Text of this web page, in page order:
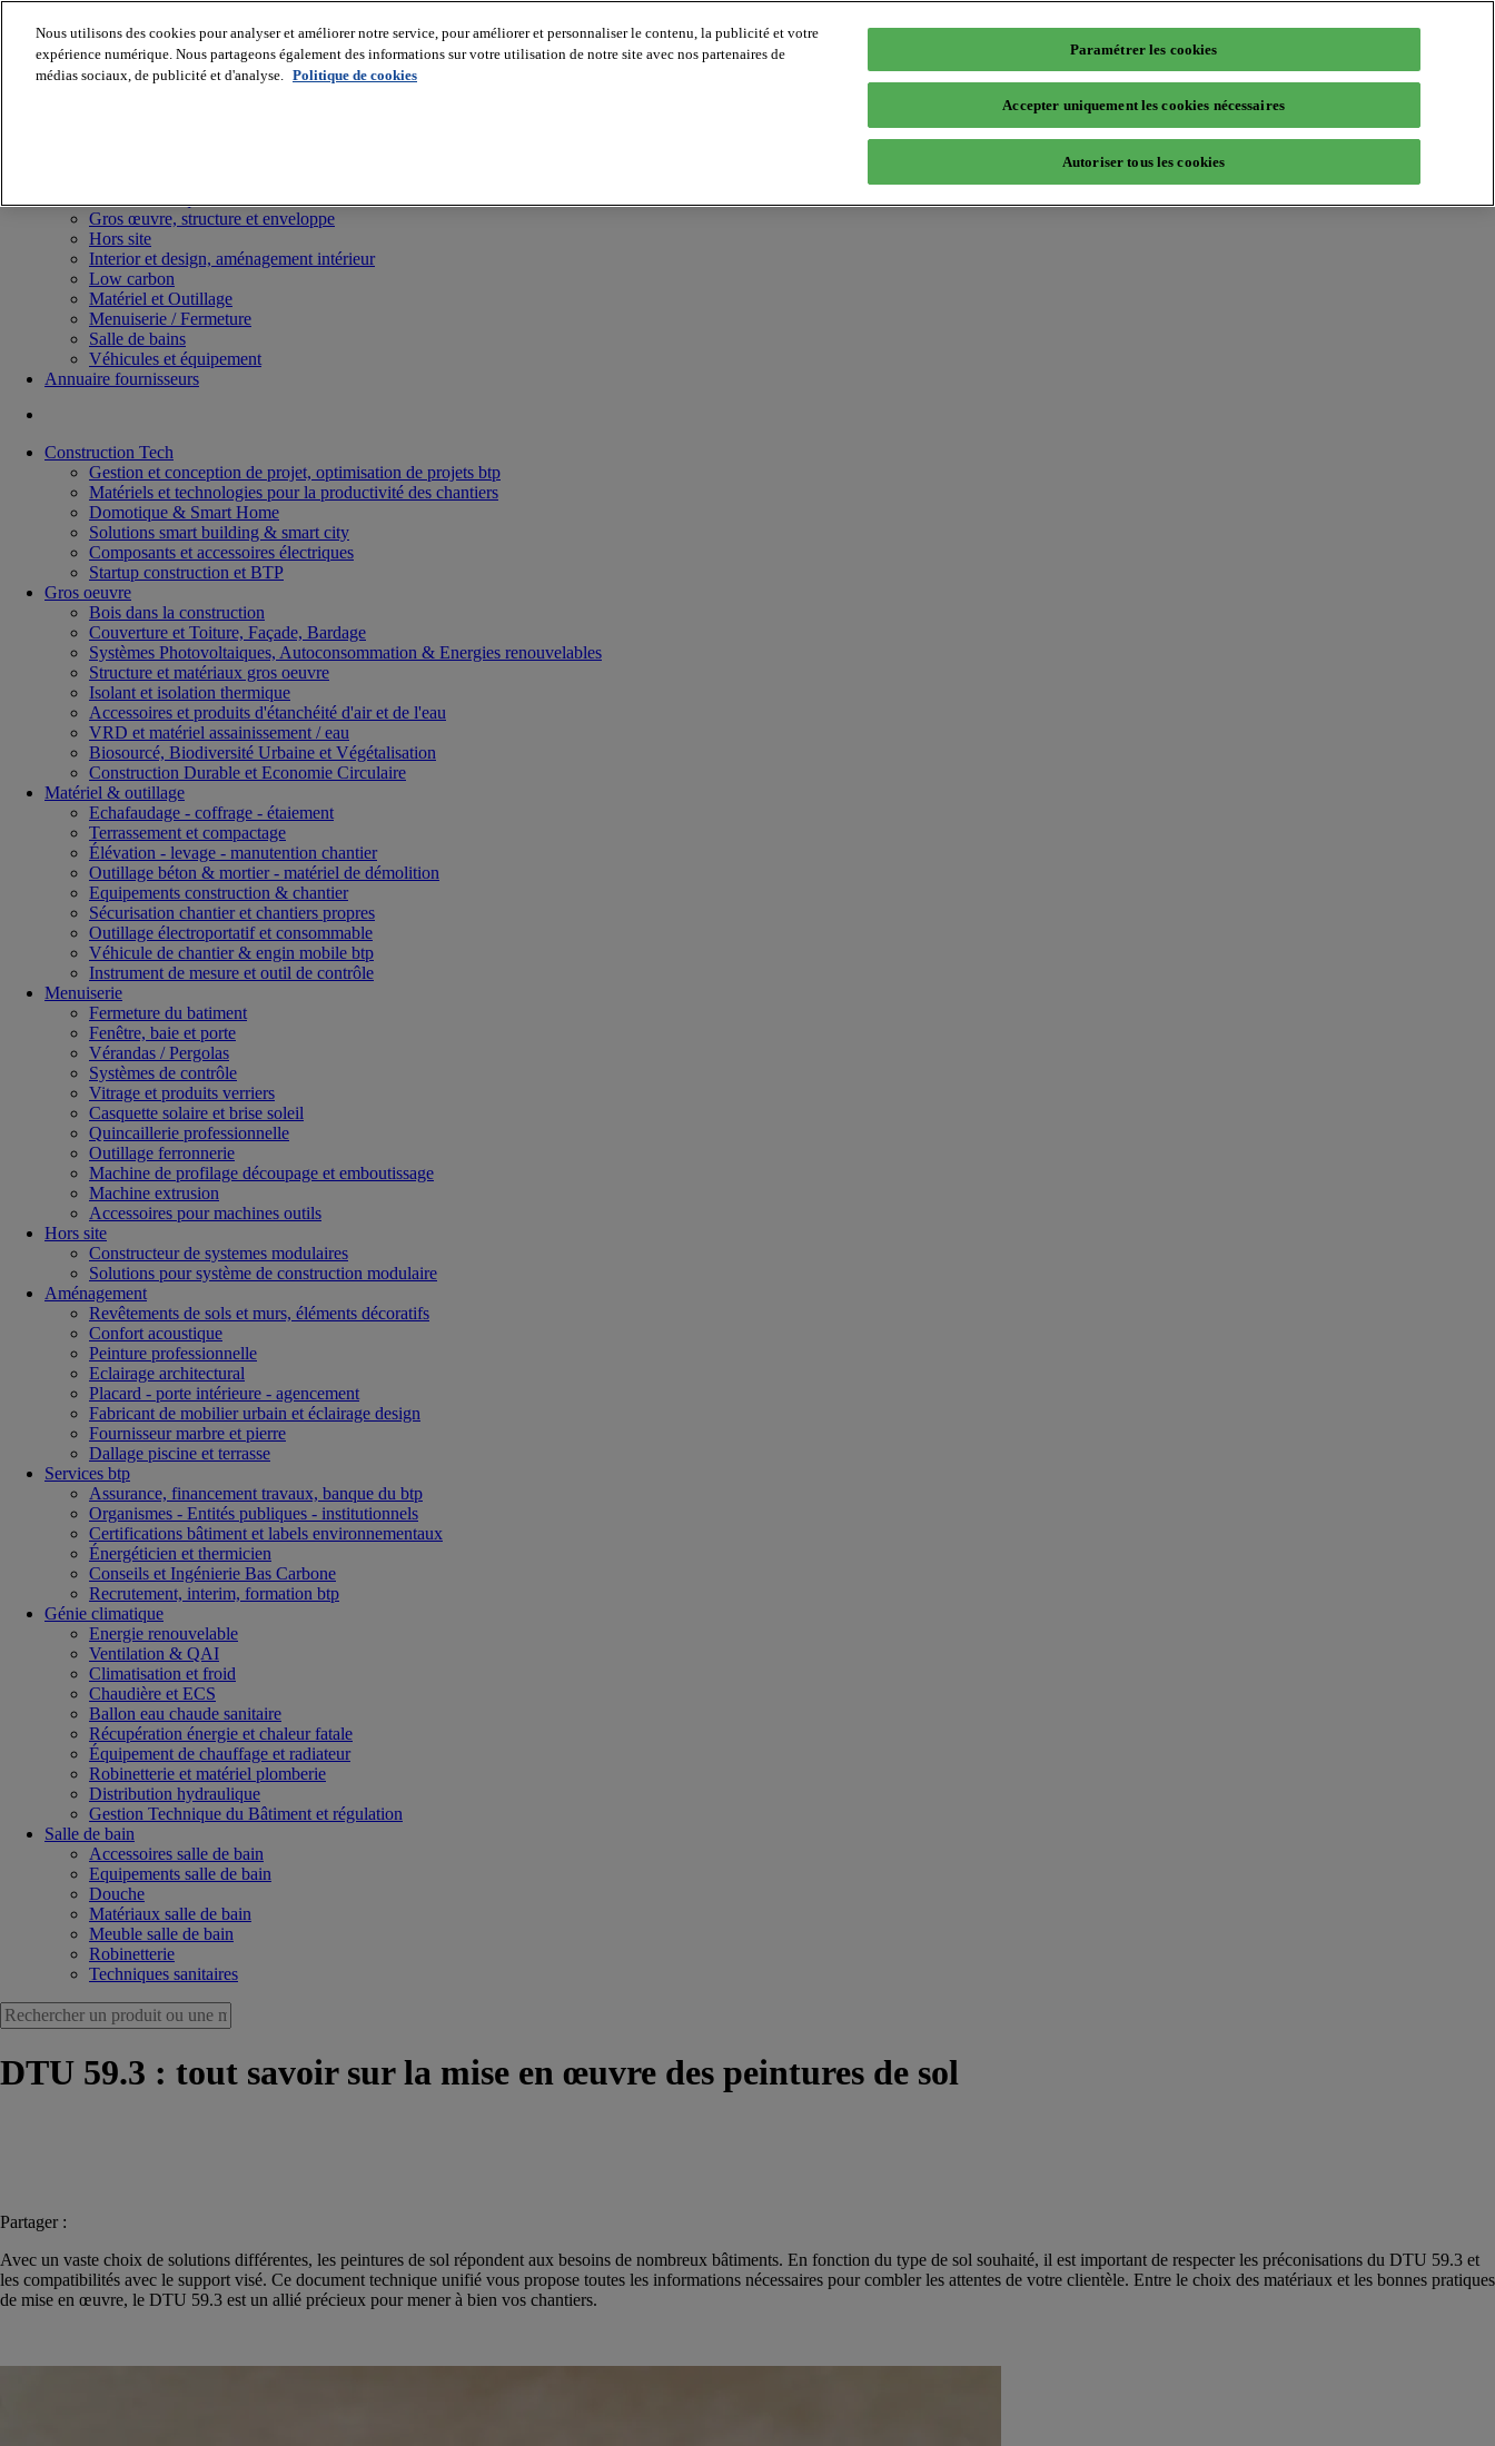
Gros œuvre, structure et enveloppe
Hors site
Interior et design, aménagement intérieur
Low carbon
Matériel et Outillage
Menuiserie / Fermeture
Salle de bains
Véhicules et équipement
Annuaire fournisseurs
Construction Tech
Gestion et conception de projet, optimisation de projets btp
Matériels et technologies pour la productivité des chantiers
Domotique & Smart Home
Solutions smart building & smart city
Composants et accessoires électriques
Startup construction et BTP
Gros oeuvre
Bois dans la construction
Couverture et Toiture, Façade, Bardage
Systèmes Photovoltaiques, Autoconsommation & Energies renouvelables
Structure et matériaux gros oeuvre
Isolant et isolation thermique
Accessoires et produits d'étanchéité d'air et de l'eau
VRD et matériel assainissement / eau
Biosourcé, Biodiversité Urbaine et Végétalisation
Construction Durable et Economie Circulaire
Matériel & outillage
Echafaudage - coffrage - étaiement
Terrassement et compactage
Élévation - levage - manutention chantier
Outillage béton & mortier - matériel de démolition
Equipements construction & chantier
Sécurisation chantier et chantiers propres
Outillage électroportatif et consommable
Véhicule de chantier & engin mobile btp
Instrument de mesure et outil de contrôle
Menuiserie
Fermeture du batiment
Fenêtre, baie et porte
Vérandas / Pergolas
Systèmes de contrôle
Vitrage et produits verriers
Casquette solaire et brise soleil
Quincaillerie professionnelle
Outillage ferronnerie
Machine de profilage découpage et emboutissage
Machine extrusion
Accessoires pour machines outils
Hors site
Constructeur de systemes modulaires
Solutions pour système de construction modulaire
Aménagement
Revêtements de sols et murs, éléments décoratifs
Confort acoustique
Peinture professionnelle
Eclairage architectural
Placard - porte intérieure - agencement
Fabricant de mobilier urbain et éclairage design
Fournisseur marbre et pierre
Dallage piscine et terrasse
Services btp
Assurance, financement travaux, banque du btp
Organismes - Entités publiques - institutionnels
Certifications bâtiment et labels environnementaux
Énergéticien et thermicien
Conseils et Ingénierie Bas Carbone
Recrutement, interim, formation btp
Génie climatique
Energie renouvelable
Ventilation & QAI
Climatisation et froid
Chaudière et ECS
Ballon eau chaude sanitaire
Récupération énergie et chaleur fatale
Équipement de chauffage et radiateur
Robinetterie et matériel plomberie
Distribution hydraulique
Gestion Technique du Bâtiment et régulation
Salle de bain
Accessoires salle de bain
Equipements salle de bain
Douche
Matériaux salle de bain
Meuble salle de bain
Robinetterie
Techniques sanitaires
DTU 59.3 : tout savoir sur la mise en œuvre des peintures de sol
Partager :
Avec un vaste choix de solutions différentes, les peintures de sol répondent aux besoins de nombreux bâtiments. En fonction du type de sol souhaité, il est important de respecter les préconisations du DTU 59.3 et
les compatibilités avec le support visé. Ce document technique unifié vous propose toutes les informations nécessaires pour combler les attentes de votre clientèle. Entre le choix des matériaux et les bonnes pratiques
de mise en œuvre, le DTU 59.3 est un allié précieux pour mener à bien vos chantiers.
Nous utilisons des cookies pour analyser et améliorer notre service, pour améliorer et personnaliser le contenu, la publicité et votre
expérience numérique. Nous partageons également des informations sur votre utilisation de notre site avec nos partenaires de
médias sociaux, de publicité et d'analyse. Politique de cookies
Paramétrer les cookies
Accepter uniquement les cookies nécessaires
Autoriser tous les cookies